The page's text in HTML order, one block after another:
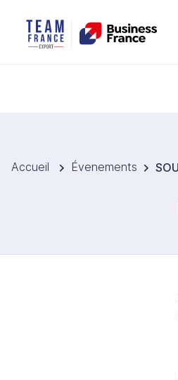
Accueil Évenements